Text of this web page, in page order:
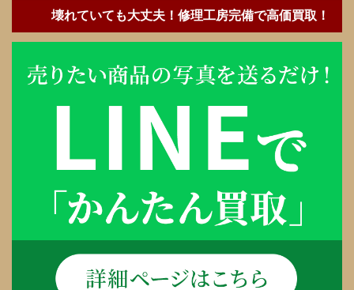
壊れていても大丈夫！修理工房完備で高価買取！